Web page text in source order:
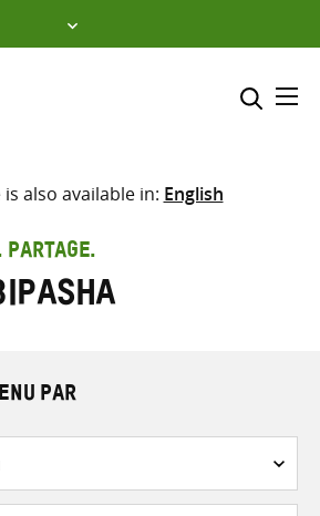
Sélectionner l’emplacement
Saisir
les
termes
is also available in: English
PARTAGE.
PAR
contenu